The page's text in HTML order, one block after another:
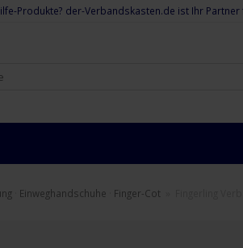
Produkte? der-Verbandskasten.de ist Ihr
Einweghandschuhe Finger-Cot